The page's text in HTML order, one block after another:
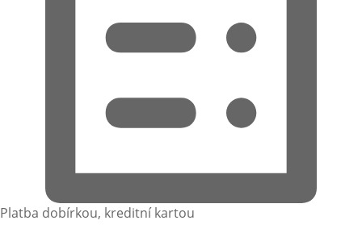
Platba dobírkou, kreditní kartou